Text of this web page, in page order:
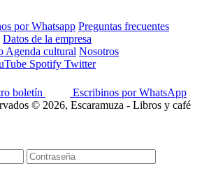
por Whatsapp Preguntas frecuentes
Datos de la empresa
Agenda cultural Nosotros
Spotify Twitter
boletín
Escribinos por WhatsApp
© 2026, Escaramuza - Libros y café